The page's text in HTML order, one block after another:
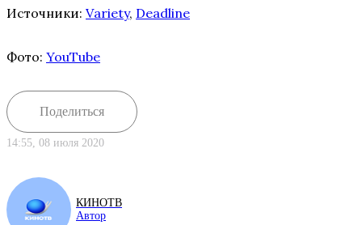
Источники: Variety, Deadline
Фото: YouTube
Поделиться
14:55, 08 июля 2020
КИНОТВ
Автор